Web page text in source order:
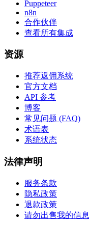
Puppeteer
n8n
合作伙伴
查看所有集成
资源
推荐返佣系统
官方文档
API 参考
博客
常见问题 (FAQ)
术语表
系统状态
法律声明
服务条款
隐私政策
退款政策
请勿出售我的信息